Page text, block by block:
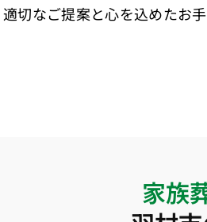
適切なご提案と心を込めたお手
家族